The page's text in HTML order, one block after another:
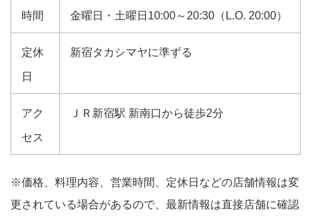
時間 金曜日・土曜日10:00～20:30（L.O. 20:00）
定休
日
新宿タカシマヤに準ずる
アク
セス
ＪＲ新宿駅 新南口から徒歩2分
※価格、料理内容、営業時間、定休日などの店舗情報は変
更されている場合があるので、最新情報は直接店舗に確認